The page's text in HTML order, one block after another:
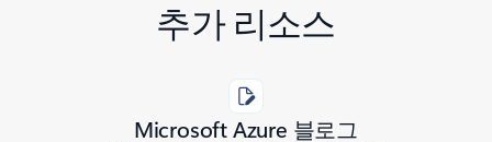
추가 리소스
Microsoft Azure 블로그